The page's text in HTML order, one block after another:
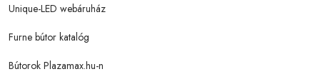
Unique-LED webáruház
Furne bútor katalóg
Bútorok Plazamax.hu-n